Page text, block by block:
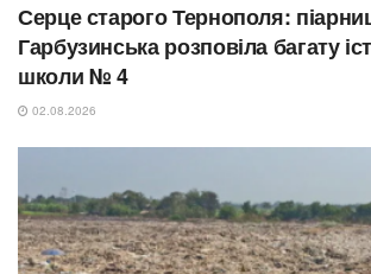
Серце старого Тернополя:
Гарбузинська розповіла багату
школи № 4
02.08.2026